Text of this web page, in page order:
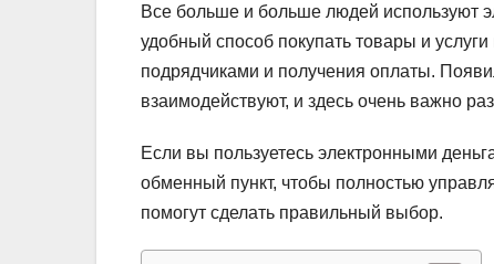
Все больше и больше людей используют
удобный способ покупать товары и
подрядчиками и получения оплаты.
взаимодействуют, и здесь очень важно
Если вы пользуетесь электронными
обменный пункт, чтобы полностью
помогут сделать правильный выбор.